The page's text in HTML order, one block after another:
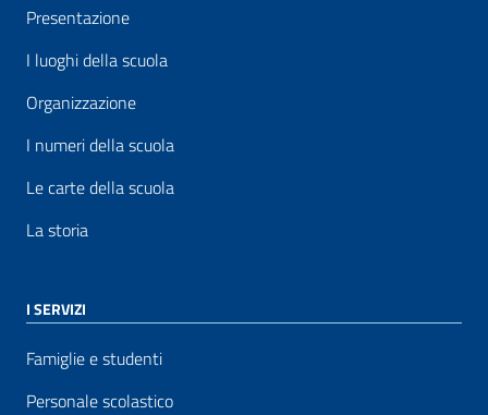
Presentazione
I luoghi della scuola
Organizzazione
I numeri della scuola
Le carte della scuola
La storia
I SERVIZI
Famiglie e studenti
Personale scolastico